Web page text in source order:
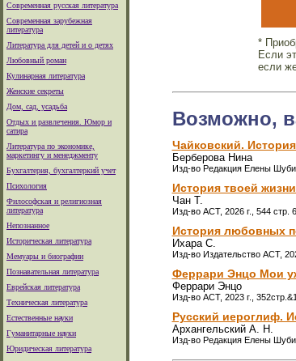
Современная русская литература
Современная зарубежная
литература
Литература для детей и о детях
Любовный роман
Кулинарная литература
Женские секреты
Дом, сад, усадьба
Отдых и развлечения. Юмор и
сатира
Литература по экономике,
маркетингу и менеджменту
Бухгалтерия, бухгалтеркий учет
Психология
Философская и религиозная
литература
Непознанное
Историческая литература
Мемуары и биографии
Познавательная литература
Еврейская литература
Техническая литература
Естественные науки
Гуманитарные науки
Юридическая литература
*
Если
если
Возможно,
Чайковский.
Берберова Нина
Изд-во Редакция Елены
История твоей
Чан Т.
Изд-во АСТ, 2026 г., 544 стр.
История любовных
Ихара С.
Изд-во Издательство АСТ,
Феррари Энцо Мои
Феррари Энцо
Изд-во АСТ, 2023 г.,
Русский иероглиф.
Архангельский А. Н.
Изд-во Редакция Елены